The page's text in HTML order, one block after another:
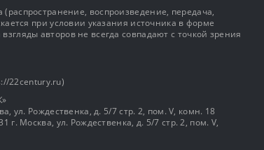
воспроизведение, передача,
при условии указания источника в форме
авторов не всегда совпадают с точкой зрения
22century.ru)
ул. Рождественка, д. 5/7 стр. 2, пом. V, комн. 18
г. Москва, ул. Рождественка, д. 5/7 стр. 2, пом. V,